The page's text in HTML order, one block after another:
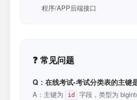
程序/APP后端接口
❓ 常见问题
Q：在线考试-考试分类表的主键
A：主键为 id
字段，类型为